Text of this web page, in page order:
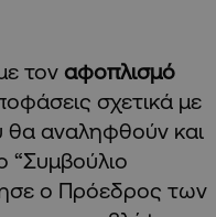
τον αφοπλισμό
σχετικά με
θα αναληφθούν και
“Συμβούλιο
ο Πρόεδρος των